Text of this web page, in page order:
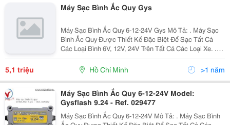
Máy Sạc Bình Ắc Quy Gys
Máy Sạc Bình Ắc Quy 6-12-24V Gys Mô Tả: . Máy Sạc
Bình Ắc Quy Được Thiết Kế Đặc Biệt Để Sạc Tất Cả
Các Loại Bình 6V, 12V, 24V Trên Tất Cả Các Loại Xe. .
Tính Năng Sạc Thông Minh Được Tối Ưu Với 8 Cơ Chế
Giúp Tiết Kiệm Chi Phí Tối Đa, Hiệu Quả...
5,1 triệu Hồ Chí Minh >1 năm
Máy Sạc Bình Ắc Quy 6-12-24V Model:
Gysflash 9.24 - Ref. 029477
Máy Sạc Bình Ắc Quy 6-12-24V Mô Tả: . Máy Sạc Bình